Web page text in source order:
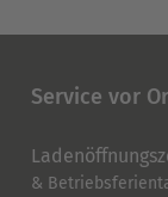
Service vor
&